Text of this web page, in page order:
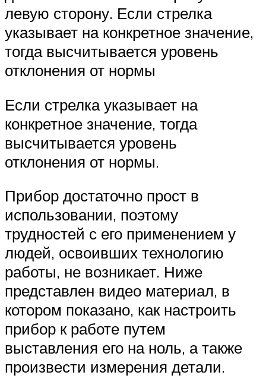
левую сторону. Если стрелка
указывает на конкретное значение,
тогда высчитывается уровень
отклонения от нормы
Если стрелка указывает на
конкретное значение, тогда
высчитывается уровень
отклонения от нормы.
Прибор достаточно прост в
использовании, поэтому
трудностей с его применением у
людей, освоивших технологию
работы, не возникает. Ниже
представлен видео материал, в
котором показано, как настроить
прибор к работе путем
выставления его на ноль, а также
произвести измерения детали.